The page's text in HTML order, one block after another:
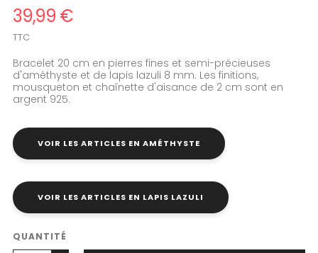
39,99 €
TTC
Bracelet 20 cm en pierres fines et semi-précieuses
d'améthyste et de lapis lazuli 8 mm. Les finitions,
mousqueton et chaînette d'aisance de 2 cm sont en
argent 925.
VOIR LES ARTICLES EN AMÉTHYSTE
VOIR LES ARTICLES EN LAPIS LAZULI
QUANTITÉ